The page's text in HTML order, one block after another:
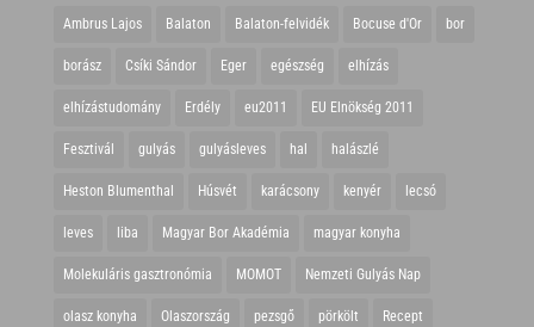
Ambrus Lajos Balaton Balaton-felvidék Bocuse d'Or bor
borász Csíki Sándor Eger egészség elhízás
elhízástudomány Erdély eu2011 EU Elnökség 2011
Fesztivál gulyás gulyásleves hal halászlé
Heston Blumenthal Húsvét karácsony kenyér lecsó
leves liba Magyar Bor Akadémia magyar konyha
Molekuláris gasztronómia MOMOT Nemzeti Gulyás Nap
olasz konyha Olaszország pezsgő pörkölt Recept